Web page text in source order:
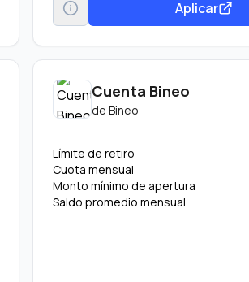
Aplicar
Cuenta Bineo
de Bineo
Límite de retiro
Cuota mensual
Monto mínimo de apertura
Saldo promedio mensual